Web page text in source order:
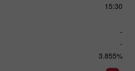
15:30
-
-
3.855%